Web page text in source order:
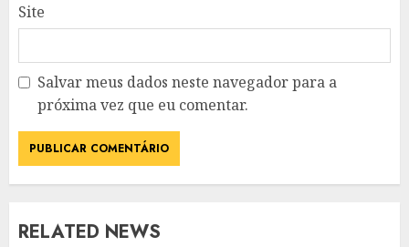
Site
Salvar meus dados neste navegador para a
próxima vez que eu comentar.
RELATED NEWS